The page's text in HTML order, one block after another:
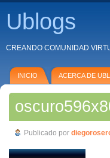
Ublogs
CREANDO COMUNIDAD
INICIO ACERCA DE
Publicado por